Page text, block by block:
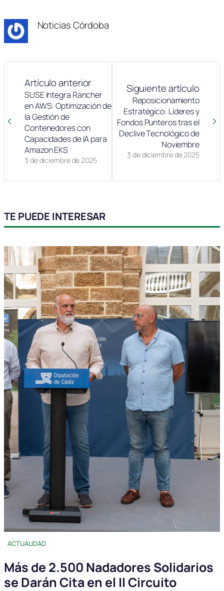
Noticias Córdoba
Artículo anterior
3 de diciembre de 2025
SUSE Integra Rancher
en AWS: Optimización de
la Gestión de
Contenedores con
Capacidades de IA para
Amazon EKS
Siguiente artículo
3 de diciembre de 2025
Reposicionamiento
Estratégico: Líderes y
Fondos Punteros tras el
Declive Tecnológico de
Noviembre
TE PUEDE INTERESAR
ACTUALIDAD
Más de 2.500 Nadadores Solidarios
se Darán Cita en el II Circuito